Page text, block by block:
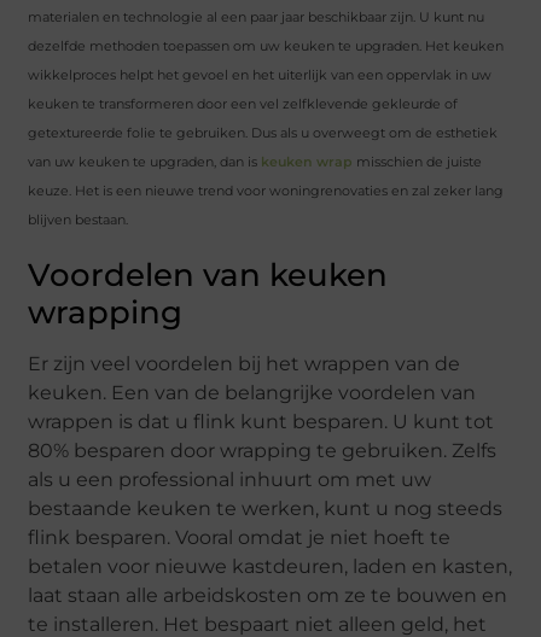
materialen en technologie al een paar jaar beschikbaar zijn. U kunt nu
dezelfde methoden toepassen om uw keuken te upgraden. Het keuken
wikkelproces helpt het gevoel en het uiterlijk van een oppervlak in uw
keuken te transformeren door een vel zelfklevende gekleurde of
getextureerde folie te gebruiken. Dus als u overweegt om de esthetiek
van uw keuken te upgraden, dan is keuken wrap misschien de juiste
keuze. Het is een nieuwe trend voor woningrenovaties en zal zeker lang
blijven bestaan.
Voordelen van keuken
wrapping
Er zijn veel voordelen bij het wrappen van de
keuken. Een van de belangrijke voordelen van
wrappen is dat u flink kunt besparen. U kunt tot
80% besparen door wrapping te gebruiken. Zelfs
als u een professional inhuurt om met uw
bestaande keuken te werken, kunt u nog steeds
flink besparen. Vooral omdat je niet hoeft te
betalen voor nieuwe kastdeuren, laden en kasten,
laat staan ​​alle arbeidskosten om ze te bouwen en
te installeren. Het bespaart niet alleen geld, het